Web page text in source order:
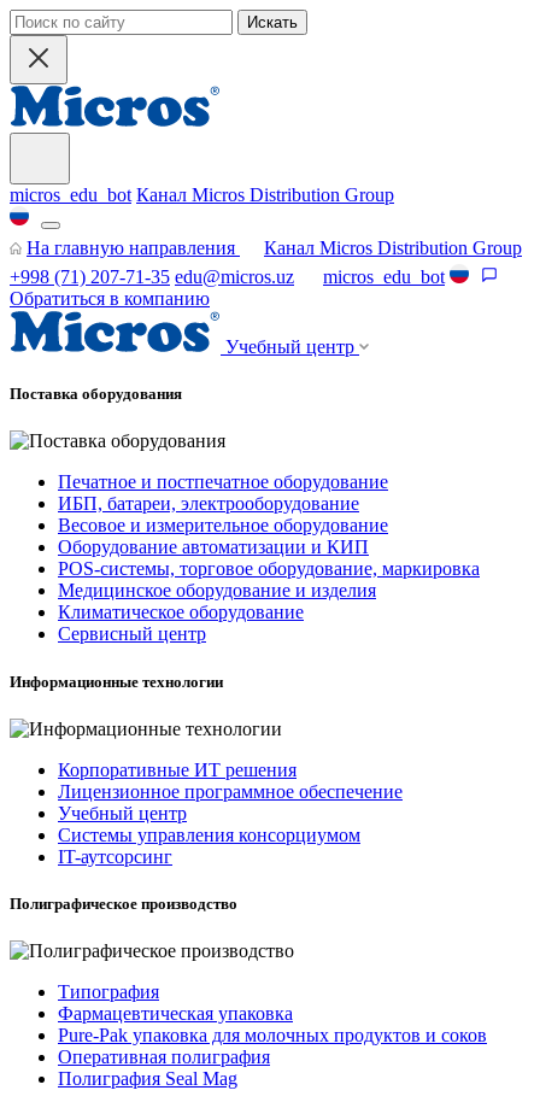
Искать
micros_edu_bot Канал Micros Distribution Group
На главную направления
Канал Micros Distribution Group
+998 (71) 207-71-35 edu@micros.uz
micros_edu_bot
Обратиться в компанию
Учебный центр
Поставка оборудования
Печатное и постпечатное оборудование
ИБП, батареи, электрооборудование
Весовое и измерительное оборудование
Оборудование автоматизации и КИП
POS-системы, торговое оборудование, маркировка
Медицинское оборудование и изделия
Климатическое оборудование
Сервисный центр
Информационные технологии
Корпоративные ИТ решения
Лицензионное программное обеспечение
Учебный центр
Системы управления консорциумом
IT-аутсорсинг
Полиграфическое производство
Типография
Фармацевтическая упаковка
Pure-Pak упаковка для молочных продуктов и соков
Оперативная полиграфия
Полиграфия Seal Mag